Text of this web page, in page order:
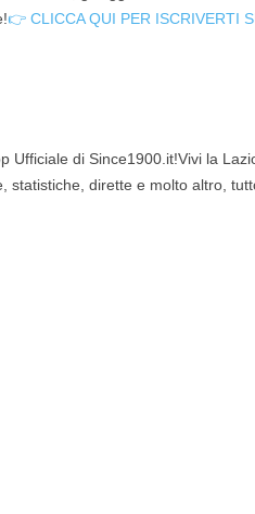
👉 CLICCA QUI PER ISCRIVERTI
Ufficiale di Since1900.it!Vivi la
statistiche, dirette e molto altro,